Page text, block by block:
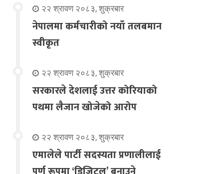
२२ श्रावण २०८३, शुक्रबार
नेपालमा कर्मचारीको नयाँ तलबमान
स्वीकृत
२२ श्रावण २०८३, शुक्रबार
सरकारले देशलाई उत्तर कोरियाको
पथमा लैजान खोजेको आरोप
२२ श्रावण २०८३, शुक्रबार
एमालेले पार्टी सदस्यता प्रणालीलाई